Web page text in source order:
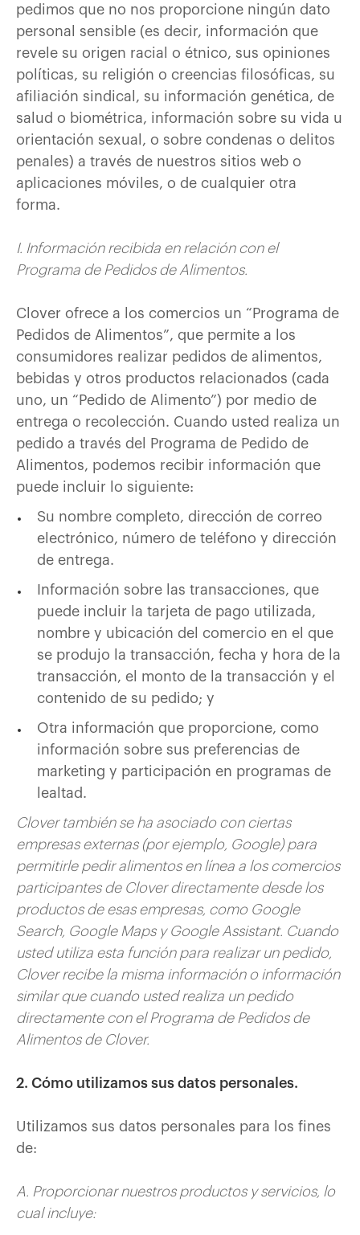
pedimos que no nos proporcione ningún dato
personal sensible (es decir, información que
revele su origen racial o étnico, sus opiniones
políticas, su religión o creencias filosóficas, su
afiliación sindical, su información genética, de
salud o biométrica, información sobre su vida u
orientación sexual, o sobre condenas o delitos
penales) a través de nuestros sitios web o
aplicaciones móviles, o de cualquier otra
forma.
I. Información recibida en relación con el
Programa de Pedidos de Alimentos.
Clover ofrece a los comercios un “Programa de
Pedidos de Alimentos”, que permite a los
consumidores realizar pedidos de alimentos,
bebidas y otros productos relacionados (cada
uno, un “Pedido de Alimento”) por medio de
entrega o recolección. Cuando usted realiza un
pedido a través del Programa de Pedido de
Alimentos, podemos recibir información que
puede incluir lo siguiente:
Su nombre completo, dirección de correo
electrónico, número de teléfono y dirección
de entrega.
Información sobre las transacciones, que
puede incluir la tarjeta de pago utilizada,
nombre y ubicación del comercio en el que
se produjo la transacción, fecha y hora de la
transacción, el monto de la transacción y el
contenido de su pedido; y
Otra información que proporcione, como
información sobre sus preferencias de
marketing y participación en programas de
lealtad.
Clover también se ha asociado con ciertas
empresas externas (por ejemplo, Google) para
permitirle pedir alimentos en línea a los comercios
participantes de Clover directamente desde los
productos de esas empresas, como Google
Search, Google Maps y Google Assistant. Cuando
usted utiliza esta función para realizar un pedido,
Clover recibe la misma información o información
similar que cuando usted realiza un pedido
directamente con el Programa de Pedidos de
Alimentos de Clover.
2. Cómo utilizamos sus datos personales.
Utilizamos sus datos personales para los fines
de:
A. Proporcionar nuestros productos y servicios, lo
cual incluye: